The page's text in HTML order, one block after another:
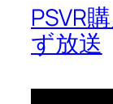
PSVR
ず放送